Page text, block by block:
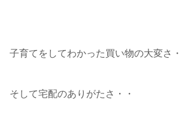
子育てをしてわかった買い物の大変さ・
そして宅配のありがたさ・・